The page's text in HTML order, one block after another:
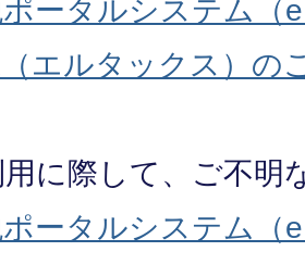
ータルシステム（
エルタックス）の
に際して、ご不明
ータルシステム（